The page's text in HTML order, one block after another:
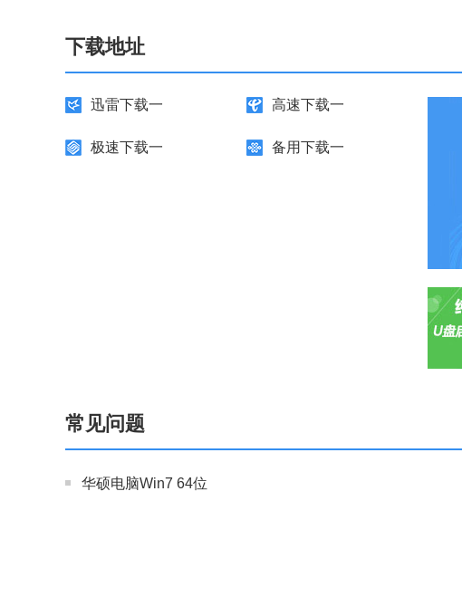
下载地址
迅雷下载一 高速下载一
极速下载一 备用下载一
常见问题
华硕电脑Win7 64位